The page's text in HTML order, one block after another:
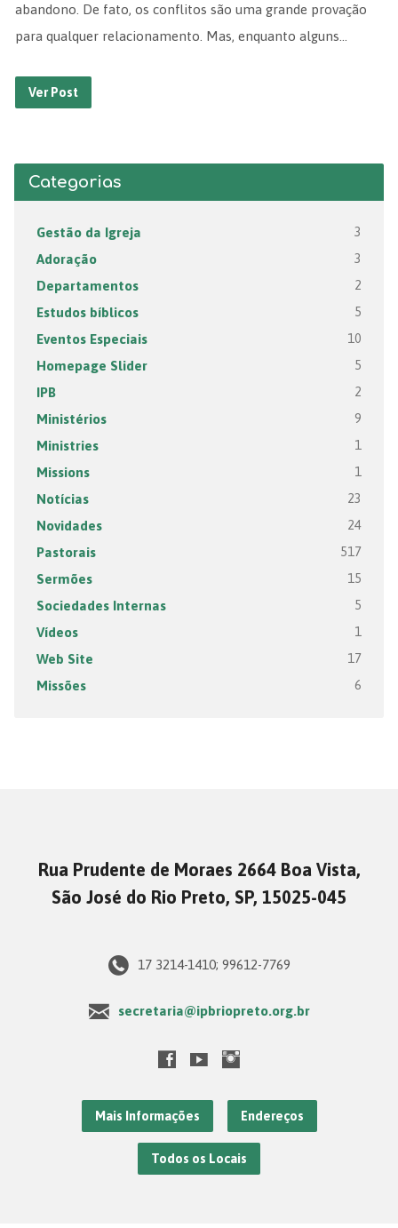
abandono. De fato, os conflitos são uma grande provação
para qualquer relacionamento. Mas, enquanto alguns…
Ver Post
Categorias
Gestão da Igreja 3
Adoração 3
Departamentos 2
Estudos bíblicos 5
Eventos Especiais 10
Homepage Slider 5
IPB 2
Ministérios 9
Ministries 1
Missions 1
Notícias 23
Novidades 24
Pastorais 517
Sermões 15
Sociedades Internas 5
Vídeos 1
Web Site 17
Missões 6
Rua Prudente de Moraes 2664 Boa Vista,
São José do Rio Preto, SP, 15025-045
17 3214-1410; 99612-7769
secretaria@ipbriopreto.org.br
Mais Informações Endereços
Todos os Locais